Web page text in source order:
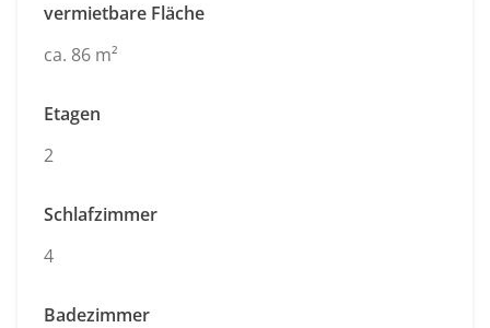
vermietbare Fläche
ca. 86 m²
Etagen
2
Schlafzimmer
4
Badezimmer